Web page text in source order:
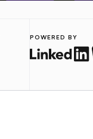
POWERED BY